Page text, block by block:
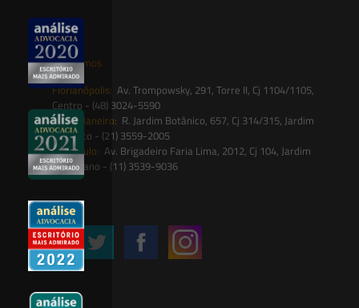
contato@saesadvogados.com.br
Onde estamos
Florianópolis: Av. Trompowsky, 291, Torre II, Cj 1104/1105,
Centro - (48) 3024-5590
Rio de Janeiro: R. Jardim Botânico, 657, Cj 314/315, Jardim
Botânico - (21) 3559-2005
São Paulo: Av. Brigadeiro Faria Lima, 2012, Cj 104, Jardim
Paulistano - (11) 3539-9036
Siga-nos